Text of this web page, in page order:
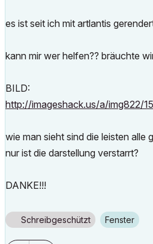
es ist seit ich mit artlantis
kann mir wer helfen?? bräuchte
BILD:
http://imageshack.us/a/img822/
wie man sieht sind die leisten alle
nur ist die darstellung verstarrt?
DANKE!!!
Schreibgeschützt Fenster